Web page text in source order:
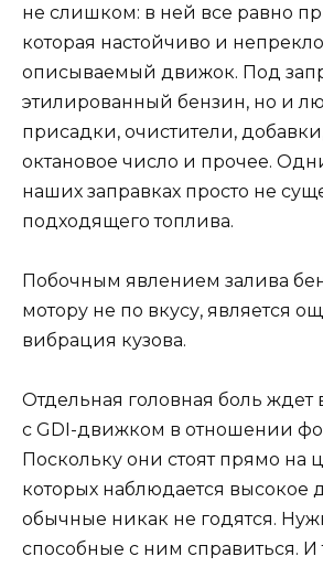
не слишком: в ней все равно
которая настойчиво и
описываемый движок. Под
этилированный бензин, но и
присадки, очистители,
октановое число и прочее.
наших заправках просто не
подходящего топлива.
Побочным явлением залива
мотору не по вкусу, является
вибрация кузова.
Отдельная головная боль ждет
с GDI-движком в отношении
Поскольку они стоят прямо на
которых наблюдается высокое
обычные никак не годятся.
способные с ним справиться. И